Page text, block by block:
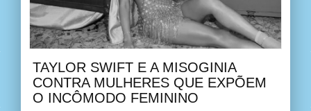
TAYLOR SWIFT E A MISOGINIA
CONTRA MULHERES QUE EXPÕEM
O INCÔMODO FEMININO